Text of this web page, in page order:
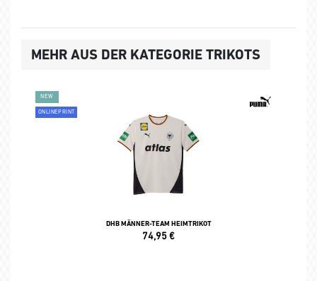
MEHR AUS DER KATEGORIE TRIKOTS
NEW
ONLINEPRINT
DHB MÄNNER-TEAM HEIMTRIKOT
74,95€